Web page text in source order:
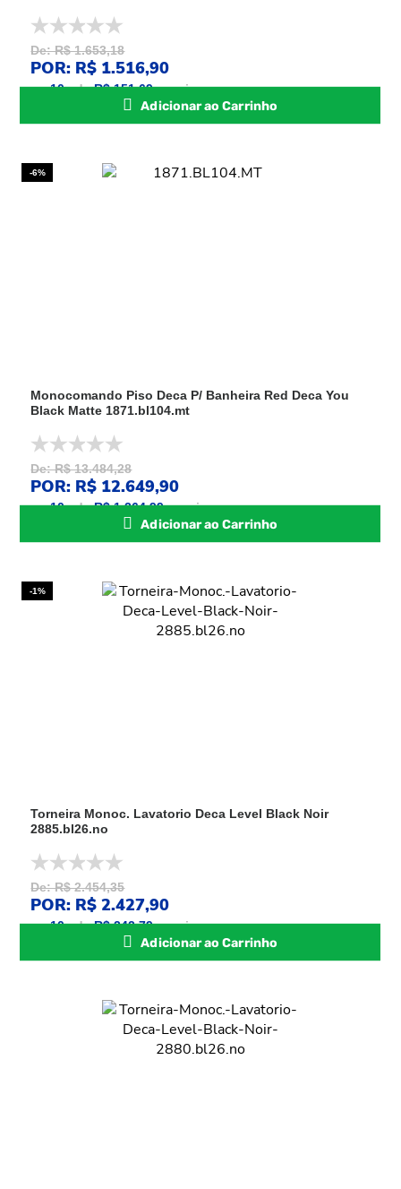
De: R$ 1.653,18
POR: R$ 1.516,90
ou10xdeR$ 151,69sem juros
Adicionar ao Carrinho
-6%
Monocomando Piso Deca P/ Banheira Red Deca You
Black Matte 1871.bl104.mt
De: R$ 13.484,28
POR: R$ 12.649,90
ou10xdeR$ 1.264,99sem juros
Adicionar ao Carrinho
-1%
Torneira Monoc. Lavatorio Deca Level Black Noir
2885.bl26.no
De: R$ 2.454,35
POR: R$ 2.427,90
ou10xdeR$ 242,79sem juros
Adicionar ao Carrinho